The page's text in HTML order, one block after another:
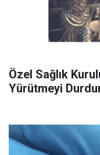
Özel Sağlık
Yürütmeyi